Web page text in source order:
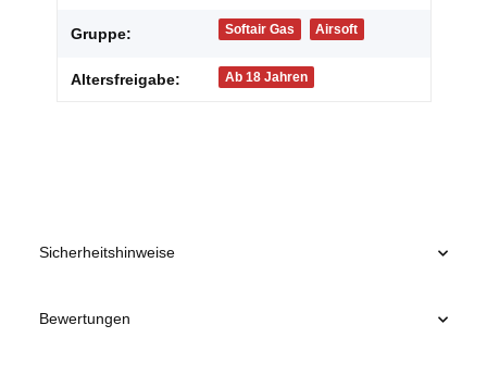
Gruppe: Softair Gas Airsoft
Altersfreigabe: Ab 18 Jahren
Sicherheitshinweise
Bewertungen